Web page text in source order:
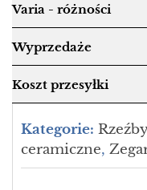
Varia - różności
Wyprzedaże
Koszt przesyłki
Kategorie:
ceramiczne,